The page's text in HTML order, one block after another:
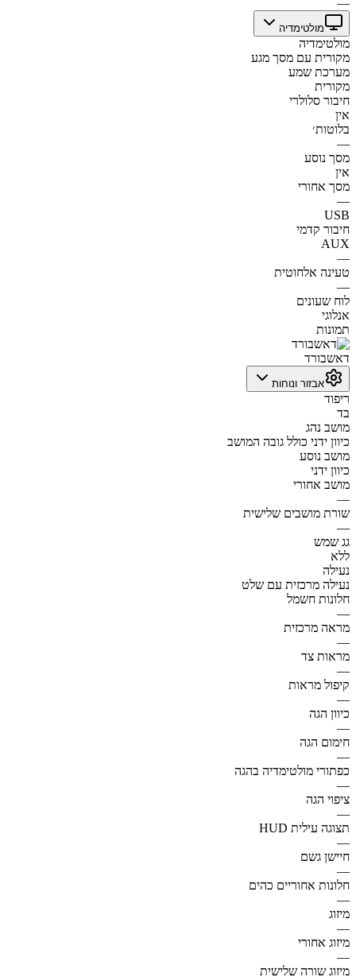
מולטימדיה
מולטימדיה
מקורית עם מסך מגע
מערכת שמע
מקורית
חיבור סלולרי
אין
בלוטות׳
—
מסך נוסע
אין
מסך אחורי
—
USB
חיבור קדמי
AUX
—
טעינה אלחוטית
—
לוח שעונים
אנלוגי
תמונות
דאשבורד
אבזור ונוחות
ריפוד
בד
מושב נהג
כיוון ידני כולל גובה המושב
מושב נוסע
כיוון ידני
מושב אחורי
—
שורת מושבים שלישית
—
גג שמש
ללא
נעילה
נעילה מרכזית עם שלט
חלונות חשמל
—
מראה מרכזית
—
מראות צד
—
קיפול מראות
—
כיוון הגה
—
חימום הגה
—
כפתורי מולטימדיה בהגה
—
ציפוי הגה
—
תצוגה עילית HUD
—
חיישן גשם
—
חלונות אחוריים כהים
—
מיזוג
—
מיזוג אחורי
—
מיזוג שורה שלישית